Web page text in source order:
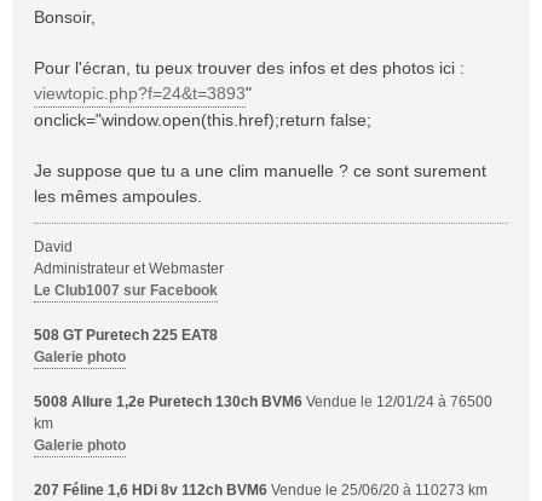
s
g
e
Bonsoir,
Pour l'écran, tu peux trouver des infos et des photos ici :
viewtopic.php?f=24&t=3893"
onclick="window.open(this.href);return false;
Je suppose que tu a une clim manuelle ? ce sont surement
les mêmes ampoules.
David
Administrateur et Webmaster
Le Club1007 sur Facebook
508 GT Puretech 225 EAT8
Galerie photo
5008 Allure 1,2e Puretech 130ch BVM6 Vendue le 12/01/24 à 76500
km
Galerie photo
207 Féline 1,6 HDi 8v 112ch BVM6 Vendue le 25/06/20 à 110273 km